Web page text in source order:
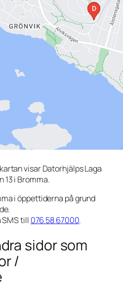
visar Datorhjälps Laga
13 i Bromma.
i öppettiderna på grund
SMS till 076 58 67000.
sidor som
/